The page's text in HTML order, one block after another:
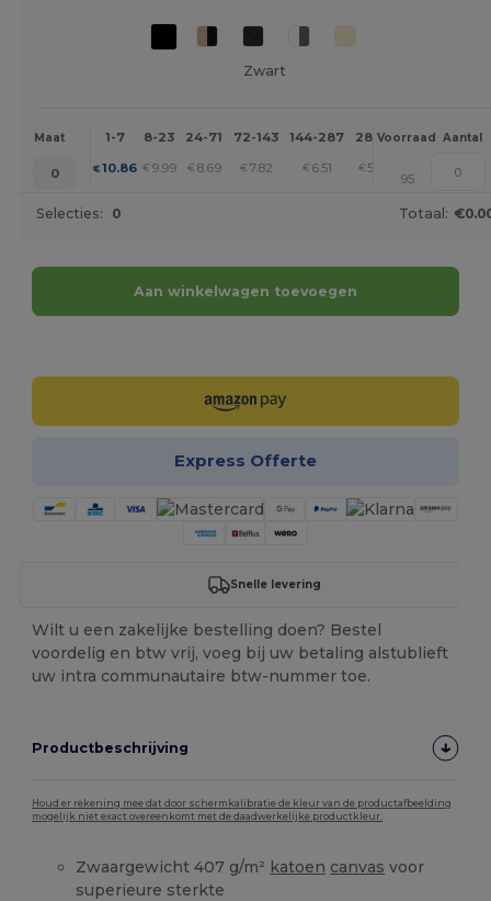
Zwart
Maat 1-7 8-23 24-71 72-143 144-287 288 + Meer
Voorraad Aantal
0 €10.86 € 9.99 € 8.69 € 7.82 € 6.51 € 5.65
95
Selecties: 0 Totaal:
Aan winkelwagen toevoegen
Express Offerte
Snelle levering
Wilt u een zakelijke bestelling doen? Bestel
voordelig en btw vrij, voeg bij uw betaling alstublieft
uw intra communautaire btw-nummer toe.
Productbeschrijving
Houd er rekening mee dat door schermkalibratie de kleur van de productafbeelding
mogelijk niet exact overeenkomt met de daadwerkelijke productkleur.
Zwaargewicht 407 g/m² katoen canvas voor
superieure sterkte